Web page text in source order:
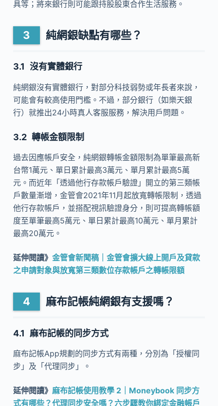
具等；將來銀行則可能跟持股股東合作生活服務。
純網銀缺點有哪些？
沒有實體銀行
純網銀沒有實體銀行，對部分科技弱勢或年長者來說，
可能會有較高使用門檻。不過，部分銀行（如樂天銀
行）就推出24小時真人客服服務，解決用戶問題。
轉帳金額限制
過去因應帳戶安全，純網銀轉帳金額限制為單筆最高新
台幣1萬元、單日累計最高3萬元、單月累計最高5萬
元。而近年「透過他行存款帳戶驗證」開立的第三類帳
戶數量漸增，金管會2021年11月起放寬轉帳限制，透過
他行存款帳戶，並搭配視訊驗證身分，則可提高轉帳額
度至單筆最高5萬元、單日累計最高10萬元、單月累計
最高20萬元。
延伸閱讀》 金管會新聞稿｜金管會擴大線上開戶及貸款
之申請對象與放寬第三類數位存款帳戶之轉帳限額
麻布記帳純網銀有支援嗎？
麻布記帳的同步方式
麻布記帳App規劃的同步方式有兩種，分別為「授權同
步」及「代理同步」。
延伸閱讀》 麻布記帳使用教學 2｜Moneybook 同步方
式有哪些？代理同步安全嗎？六步驟教你綁定金融帳戶